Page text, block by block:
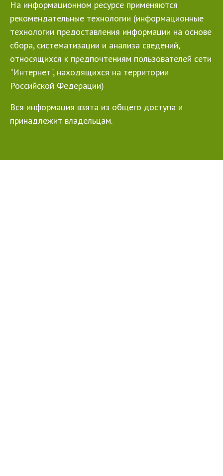
На информационном ресурсе применяются
рекомендательные технологии (информационные
технологии предоставления информации на основе
сбора, систематизации и анализа сведений,
относящихся к предпочтениям пользователей сети
"Интернет", находящихся на территории
Российской Федерации)
Вся информация взята из общего доступа и
принадлежит владельцам.